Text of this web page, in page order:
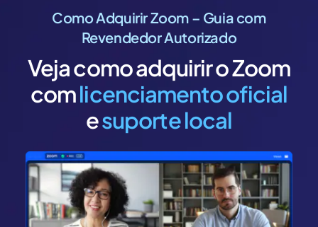
Como Adquirir Zoom – Guia com
Revendedor Autorizado
Veja como adquirir o Zoom
comlicenciamento oficial
esuporte local